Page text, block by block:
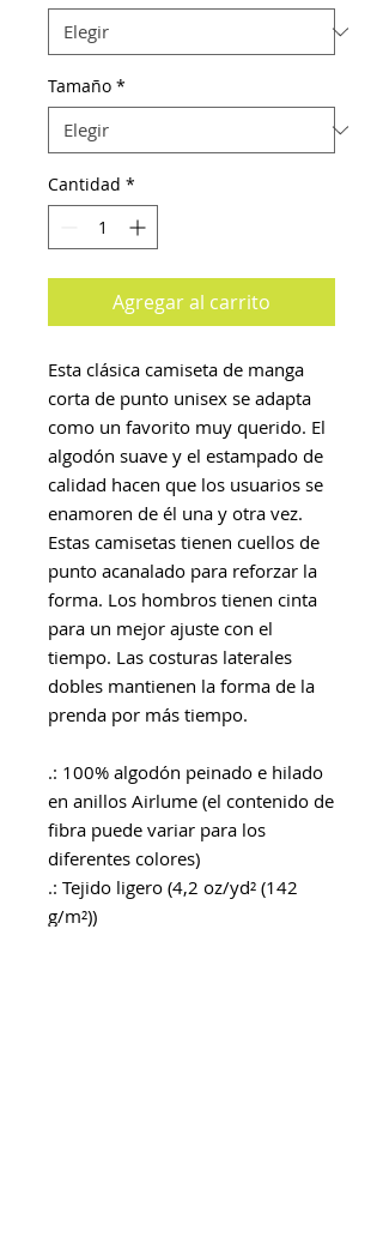
Tamaño *
Cantidad *
Agregar al carrito
Esta clásica camiseta de manga
corta de punto unisex se adapta
como un favorito muy querido. El
algodón suave y el estampado de
calidad hacen que los usuarios se
enamoren de él una y otra vez.
Estas camisetas tienen cuellos de
punto acanalado para reforzar la
forma. Los hombros tienen cinta
para un mejor ajuste con el
tiempo. Las costuras laterales
dobles mantienen la forma de la
prenda por más tiempo.
.: 100% algodón peinado e hilado
en anillos Airlume (el contenido de
fibra puede variar para los
diferentes colores)
.: Tejido ligero (4,2 oz/yd² (142
g/m²))